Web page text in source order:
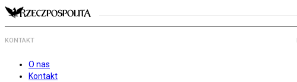
KONTAKT
O nas
Kontakt